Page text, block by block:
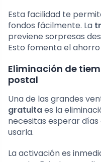
Esta facilidad te
fondos fácilmente. La
previene sorpresas
Esto fomenta el
Eliminación de
postal
Una de las grandes
gratuitaes la
necesitas esperar
usarla.
La activación es